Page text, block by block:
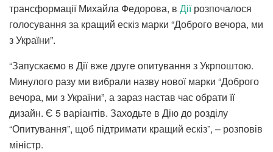
трансформації Михайла Федорова, в Діїрозпочалося
голосування за кращий ескіз марки “Доброго вечора, ми
з України”.
“Запускаємо в Дії вже друге опитування з Укрпоштою.
Минулого разу ми вибрали назву нової марки “Доброго
вечора, ми з України”, а зараз настав час обрати її
дизайн. Є 5 варіантів. Заходьте в Дію до розділу
“Опитування”, щоб підтримати кращий ескіз”, – розповів
міністр.